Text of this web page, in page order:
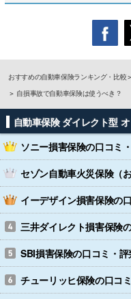
おすすめの自動車保険ランキング・比較
自損事故で自動車保険は使うべき？
自動車保険 ダイレクト型
ソニー損害保険の口コミ
セゾン自動車火災保険（
イーデザイン損害保険の
三井ダイレクト損害保険
SBI損害保険の口コミ・評
チューリッヒ保険の口コ